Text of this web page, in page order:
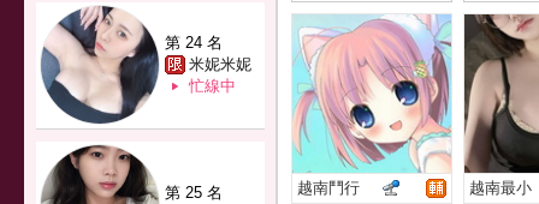
第 24 名
米妮米妮
忙線中
第 25 名
越南鬥行 越南最小